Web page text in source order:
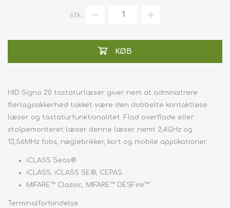
stk.:
KØB
HID Signo 20 tastaturlæser giver nem at administrere
flerlagssikkerhed takket være den dobbelte kontaktløse
læser og tastaturfunktionalitet. Flad overflade eller
stolpemonteret læser denne læser nemt 2,4GHz og
13,56MHz fobs, nøglebrikker, kort og mobile applikationer.
iCLASS Seos®
iCLASS, iCLASS SE®, CEPAS
MIFARE™ Classic, MIFARE™ DESFire™
Terminalforbindelse